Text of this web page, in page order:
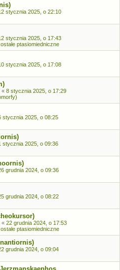
stycznia 2025, o 22:10
stycznia 2025, o 17:43
ptasiomiedniczne
stycznia 2025, o 17:08
« 8 stycznia 2025, o 17:29
stycznia 2025, o 08:25
stycznia 2025, o 09:36
grudnia 2024, o 09:36
grudnia 2024, o 08:22
« 22 grudnia 2024, o 17:53
ptasiomiedniczne
grudnia 2024, o 09:04